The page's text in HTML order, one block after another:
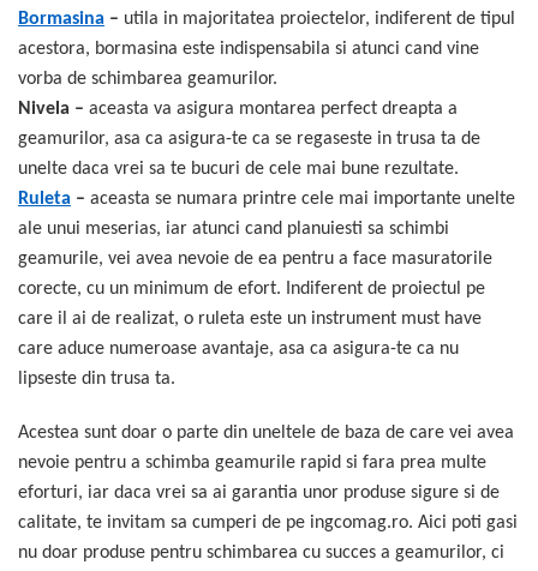
Bormasina – utila in majoritatea proiectelor, indiferent de tipul
acestora, bormasina este indispensabila si atunci cand vine
vorba de schimbarea geamurilor.
Nivela – aceasta va asigura montarea perfect dreapta a
geamurilor, asa ca asigura-te ca se regaseste in trusa ta de
unelte daca vrei sa te bucuri de cele mai bune rezultate.
Ruleta – aceasta se numara printre cele mai importante unelte
ale unui meserias, iar atunci cand planuiesti sa schimbi
geamurile, vei avea nevoie de ea pentru a face masuratorile
corecte, cu un minimum de efort. Indiferent de proiectul pe
care il ai de realizat, o ruleta este un instrument must have
care aduce numeroase avantaje, asa ca asigura-te ca nu
lipseste din trusa ta.
Acestea sunt doar o parte din uneltele de baza de care vei avea
nevoie pentru a schimba geamurile rapid si fara prea multe
eforturi, iar daca vrei sa ai garantia unor produse sigure si de
calitate, te invitam sa cumperi de pe ingcomag.ro. Aici poti gasi
nu doar produse pentru schimbarea cu succes a geamurilor, ci